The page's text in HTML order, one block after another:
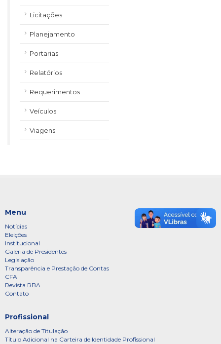
Licitações
Planejamento
Portarias
Relatórios
Requerimentos
Veículos
Viagens
Menu
Notícias
Eleições
Institucional
Galeria de Presidentes
Legislação
Transparência e Prestação de Contas
CFA
Revista RBA
Contato
Profissional
Alteração de Titulação
Título Adicional na Carteira de Identidade Profissional